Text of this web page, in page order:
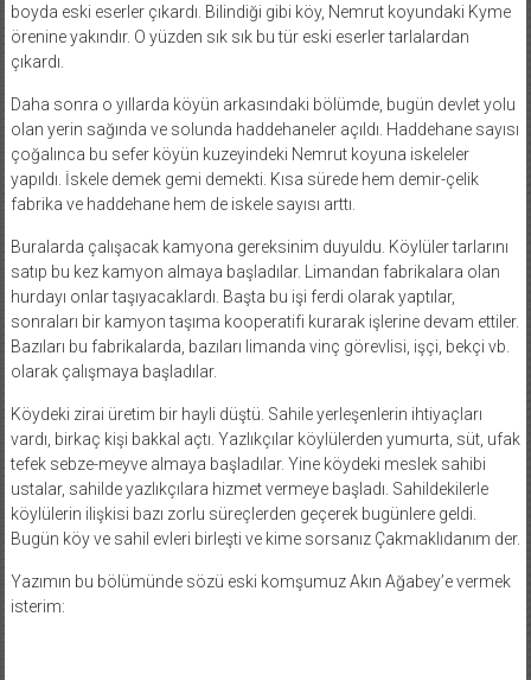
boyda eski eserler çıkardı. Bilindiği gibi köy, Nemrut koyundaki Kyme
örenine yakındır. O yüzden sık sık bu tür eski eserler tarlalardan
çıkardı.
Daha sonra o yıllarda köyün arkasındaki bölümde, bugün devlet yolu
olan yerin sağında ve solunda haddehaneler açıldı. Haddehane sayısı
çoğalınca bu sefer köyün kuzeyindeki Nemrut koyuna iskeleler
yapıldı. İskele demek gemi demekti. Kısa sürede hem demir-çelik
fabrika ve haddehane hem de iskele sayısı arttı.
Buralarda çalışacak kamyona gereksinim duyuldu. Köylüler tarlarını
satıp bu kez kamyon almaya başladılar. Limandan fabrikalara olan
hurdayı onlar taşıyacaklardı. Başta bu işi ferdi olarak yaptılar,
sonraları bir kamyon taşıma kooperatifi kurarak işlerine devam ettiler.
Bazıları bu fabrikalarda, bazıları limanda vinç görevlisi, işçi, bekçi vb.
olarak çalışmaya başladılar.
Köydeki zirai üretim bir hayli düştü. Sahile yerleşenlerin ihtiyaçları
vardı, birkaç kişi bakkal açtı. Yazlıkçılar köylülerden yumurta, süt, ufak
tefek sebze-meyve almaya başladılar. Yine köydeki meslek sahibi
ustalar, sahilde yazlıkçılara hizmet vermeye başladı. Sahildekilerle
köylülerin ilişkisi bazı zorlu süreçlerden geçerek bugünlere geldi.
Bugün köy ve sahil evleri birleşti ve kime sorsanız Çakmaklıdanım der.
Yazımın bu bölümünde sözü eski komşumuz Akın Ağabey’e vermek
isterim: